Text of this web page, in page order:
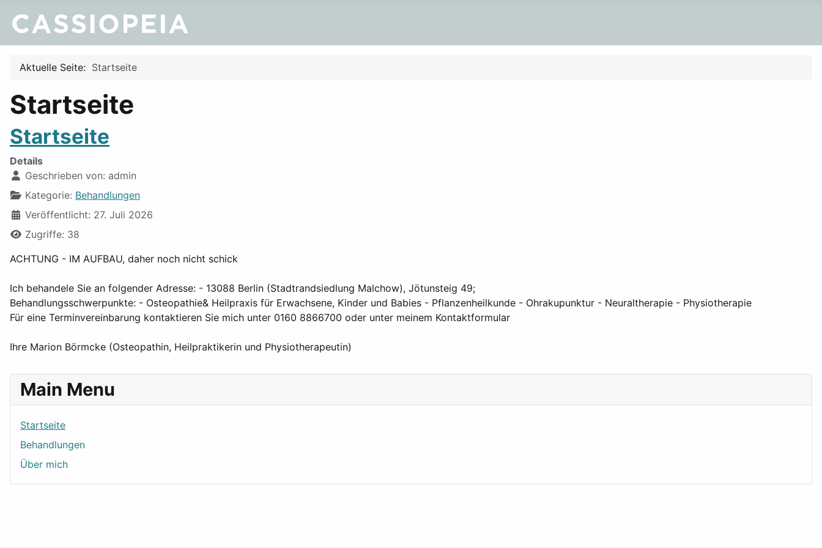
Aktuelle Seite: Startseite
Startseite
Startseite
Details
Geschrieben von: admin
Kategorie: Behandlungen
Veröffentlicht: 27. Juli 2026
Zugriffe: 38
ACHTUNG - IM AUFBAU, daher noch nicht schick
Ich behandele Sie an folgender Adresse: - 13088 Berlin (Stadtrandsiedlung Malchow), Jötunsteig 49;
Behandlungsschwerpunkte: - Osteopathie& Heilpraxis für Erwachsene, Kinder und Babies - Pflanzenheilkunde - Ohrakupunktur - Neuraltherapie - Physiotherapie
Für eine Terminvereinbarung kontaktieren Sie mich unter 0160 8866700 oder unter meinem Kontaktformular
Ihre Marion Börmcke (Osteopathin, Heilpraktikerin und Physiotherapeutin)
Main Menu
Startseite
Behandlungen
Über mich